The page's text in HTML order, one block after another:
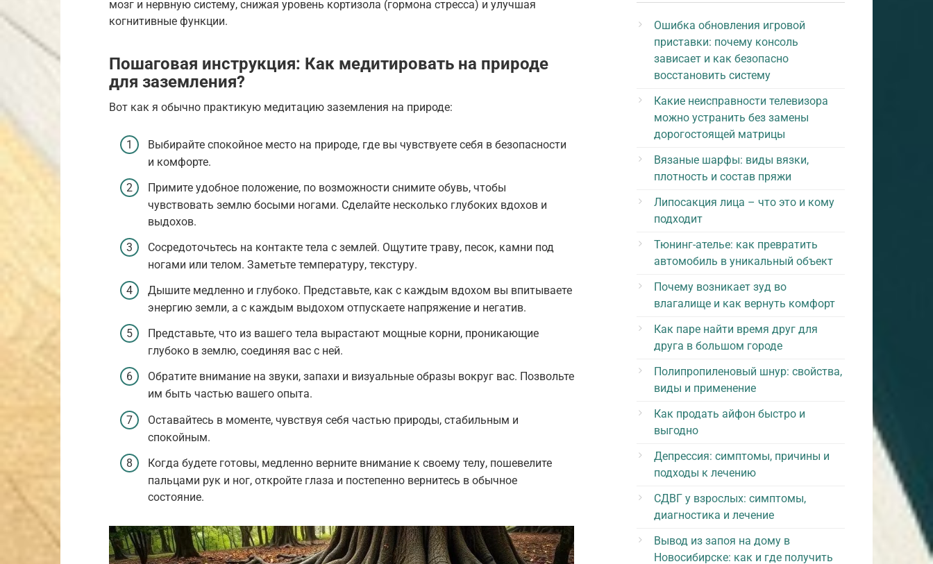
мозг и нервную систему, снижая уровень кортизола (гормона стресса) и улучшая
когнитивные функции.
Пошаговая инструкция: Как медитировать на природе
для заземления?
Вот как я обычно практикую медитацию заземления на природе:
Выбирайте спокойное место на природе, где вы чувствуете себя в безопасности
и комфорте.
Примите удобное положение, по возможности снимите обувь, чтобы
чувствовать землю босыми ногами. Сделайте несколько глубоких вдохов и
выдохов.
Сосредоточьтесь на контакте тела с землей. Ощутите траву, песок, камни под
ногами или телом. Заметьте температуру, текстуру.
Дышите медленно и глубоко. Представьте, как с каждым вдохом вы впитываете
энергию земли, а с каждым выдохом отпускаете напряжение и негатив.
Представьте, что из вашего тела вырастают мощные корни, проникающие
глубоко в землю, соединяя вас с ней.
Обратите внимание на звуки, запахи и визуальные образы вокруг вас. Позвольте
им быть частью вашего опыта.
Оставайтесь в моменте, чувствуя себя частью природы, стабильным и
спокойным.
Когда будете готовы, медленно верните внимание к своему телу, пошевелите
пальцами рук и ног, откройте глаза и постепенно вернитесь в обычное
состояние.
Ошибка обновления игровой
приставки: почему консоль
зависает и как безопасно
восстановить систему
Какие неисправности телевизора
можно устранить без замены
дорогостоящей матрицы
Вязаные шарфы: виды вязки,
плотность и состав пряжи
Липосакция лица – что это и кому
подходит
Тюнинг-ателье: как превратить
автомобиль в уникальный объект
Почему возникает зуд во
влагалище и как вернуть комфорт
Как паре найти время друг для
друга в большом городе
Полипропиленовый шнур: свойства,
виды и применение
Как продать айфон быстро и
выгодно
Депрессия: симптомы, причины и
подходы к лечению
СДВГ у взрослых: симптомы,
диагностика и лечение
Вывод из запоя на дому в
Новосибирске: как и где получить